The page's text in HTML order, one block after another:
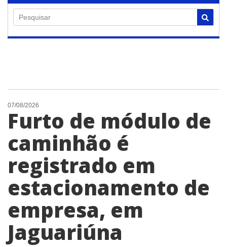
Pesquisar
07/08/2026
Furto de módulo de
caminhão é
registrado em
estacionamento de
empresa, em
Jaguariúna